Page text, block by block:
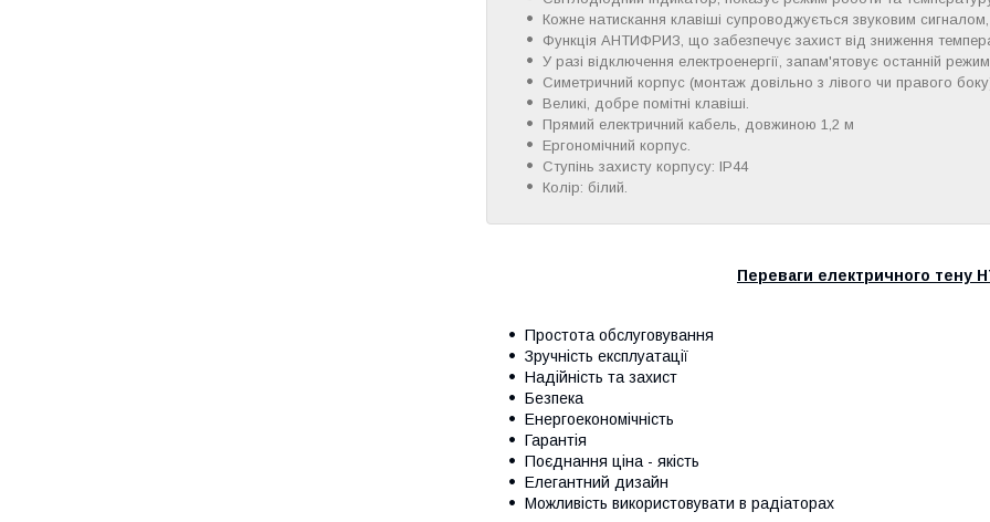
Кожне натискання клавіші супроводжується звуковим
Функція АНТИФРИЗ, що забезпечує захист від зниження
У разі відключення електроенергії, запам'ятовує останній
Симетричний корпус (монтаж довільно з лівого чи правого
Великі, добре помітні клавіші.
Прямий електричний кабель, довжиною 1,2 м
Ергономічний корпус.
Ступінь захисту корпусу: IP44
Колір: білий.
Переваги електричного тену
Простота обслуговування
Зручність експлуатації
Надійність та захист
Безпека
Енергоекономічність
Гарантія
Поєднання ціна - якість
Елегантний дизайн
Можливість використовувати в радіаторах